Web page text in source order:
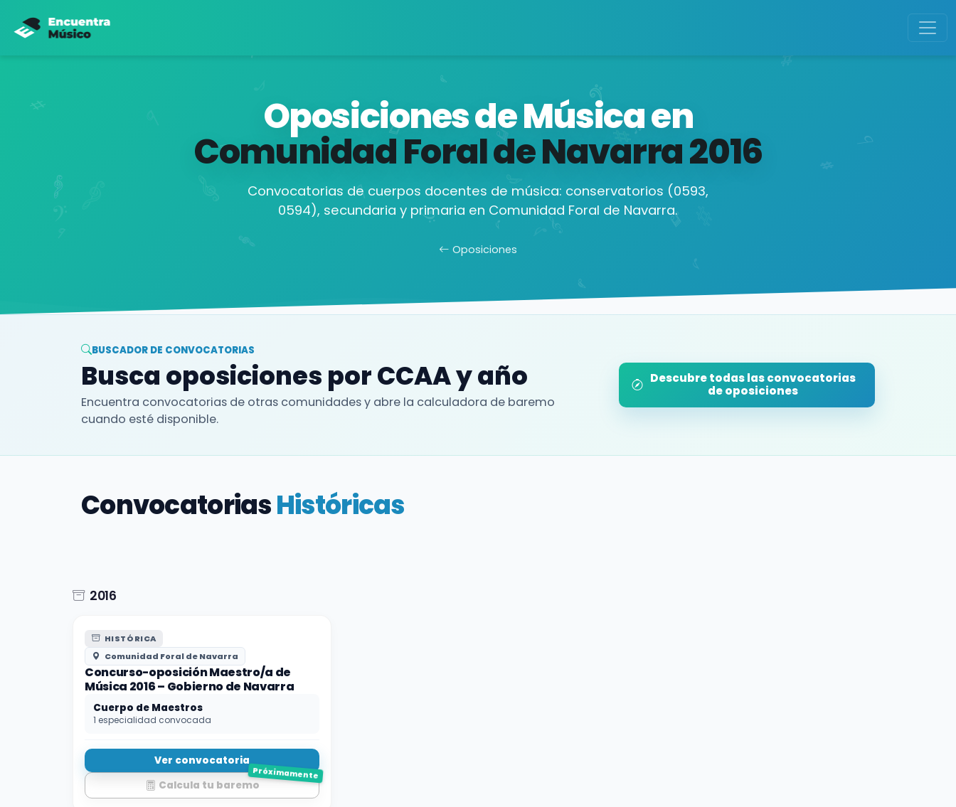
Oposiciones de Música en
Comunidad Foral de Navarra2016
Convocatorias de cuerpos docentes de música: conservatorios (0593,
0594), secundaria y primaria en Comunidad Foral de Navarra.
Oposiciones
BUSCADOR DE CONVOCATORIAS
Busca oposiciones por CCAA y año
Encuentra convocatorias de otras comunidades y abre la calculadora de baremo
cuando esté disponible.
Descubre todas las convocatorias
de oposiciones
ConvocatoriasHistóricas
2016
HISTÓRICA
Comunidad Foral de Navarra
Concurso-oposición Maestro/a de
Música 2016 – Gobierno de Navarra
Cuerpo de Maestros
1 especialidad convocada
Ver convocatoria
Calcula tu baremo
Próximamente